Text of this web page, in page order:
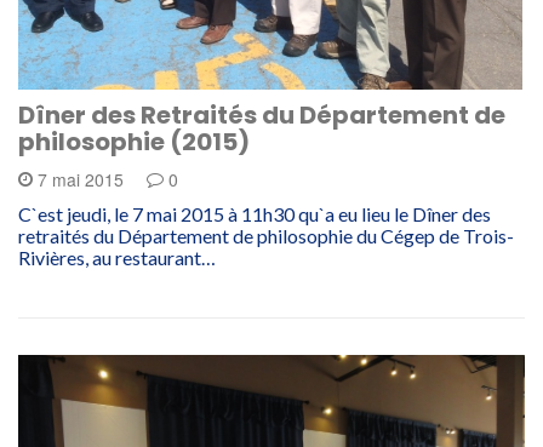
Dîner des Retraités du Département de
philosophie (2015)
7 mai 2015 0
C`est jeudi, le 7 mai 2015 à 11h30 qu`a eu lieu le Dîner des
retraités du Département de philosophie du Cégep de Trois-
Rivières, au restaurant…